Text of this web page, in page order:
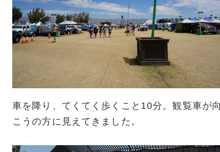
車を降り、てくてく歩くこと10分。観覧車が
こうの方に見えてきました。